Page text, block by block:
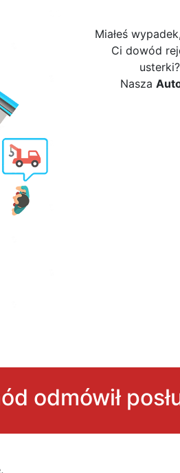
Miałeś
Ci dowód
Nasza
odmówił